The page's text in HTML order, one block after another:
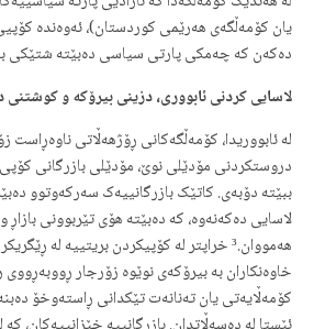
یان کۆمەڵگەی هەرێمی کوردستان)، ئەوەندە
دەکەن کە چەمکی پارتی سیاسی دەبێتە شتێکی
لاسایی کردنی ئابووری، دزینی بیرۆکە و کوشتنی
لە ئابووریدا، کۆمەڵگەکانی ڕۆژهەڵاتی ناوەڕاست
دروستکردنی مۆدێلی نوێ، مۆدێلی بازرگانی
ببێتە دۆبەی. کاتێک بازرگانییەک سەرکەوتوو
لاسایی دەکەنەوە، کە دەبێتە هۆی تێربوونی بازاڕ
هەمووان.³ خراپتر لە کۆپیکردن بریتییە لە
خاوەنکاران بە بیرۆکەی نوێوە زۆرجار
کۆمەڵایەتی یان تەنانەت تێکدانی ڕاستەوخۆ